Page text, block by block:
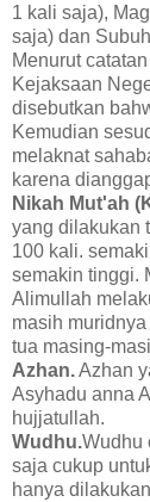
1 kali saja),
saja) dan
Menurut
Kejaksaan
disebutkan
Kemudian
melaknat
karena
Nikah Mut'ah
yang dilakukan
100 kali.
semakin tinggi.
Alimullah
masih
tua masing-
Azhan.Azhan
Asyhadu anna
hujjatullah.
Wudhu.Wudhu
saja cukup
hanya